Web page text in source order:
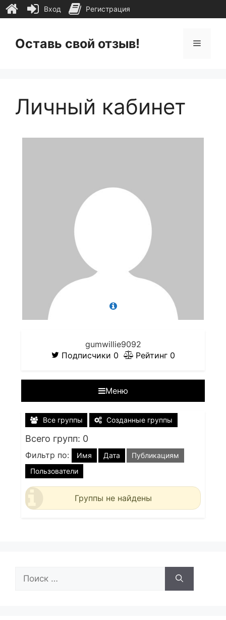
содержимому
Оставь свой отзыв! Меню
Личный кабинет
gumwillie9092
Подписчики 0 Рейтинг 0
Меню
Все группы Созданные группы
Всего групп: 0
Фильтр по: Имя Дата
Публикациям
Пользователи
Группы не найдены
Вход Регистрация